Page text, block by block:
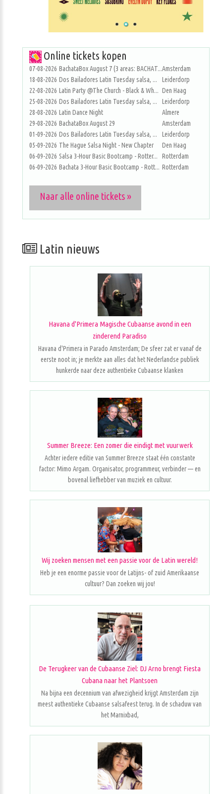
Online tickets kopen
07-08-2026 BachataBox August 7 (3 areas: BACHAT...Amsterdam
18-08-2026 Dos Bailadores Latin Tuesday salsa, ...
Leiderdorp
22-08-2026 Latin Party @The Church - Black & Wh... Den Haag
25-08-2026 Dos Bailadores Latin Tuesday salsa, ...
Leiderdorp
28-08-2026 Latin Dance Night
Almere
29-08-2026 BachataBox August 29
Amsterdam
01-09-2026 Dos Bailadores Latin Tuesday salsa, ...
Leiderdorp
05-09-2026 The Hague Salsa Night - New Chapter
Den Haag
06-09-2026 Salsa 3-Hour Basic Bootcamp - Rotter...
Rotterdam
06-09-2026 Bachata 3-Hour Basic Bootcamp - Rott... Rotterdam
Naar alle online tickets »
Latin nieuws
Havana d'Primera Magische Cubaanse avond in een
zinderend Paradiso
Havana d'Primera in Parado Amsterdam; De sfeer zat er vanaf de
eerste noot in; je merkte aan alles dat het Nederlandse publiek
hunkerde naar deze authentieke Cubaanse klanken
Summer Breeze: Een zomer die eindigt met vuurwerk
Achter iedere editie van Summer Breeze staat één constante
factor: Mimo Argam. Organisator, programmeur, verbinder — en
bovenal liefhebber van muziek en cultuur.
Wij zoeken mensen met een passie voor de Latin wereld!
Heb je een enorme passie voor de Latijns- of zuid Amerikaanse
cultuur? Dan zoeken wij jou!
De Terugkeer van de Cubaanse Ziel: DJ Arno brengt Fiesta
Cubana naar het Plantsoen
Na bijna een decennium van afwezigheid krijgt Amsterdam zijn
meest authentieke Cubaanse salsafeest terug. In de schaduw van
het Marnixbad,